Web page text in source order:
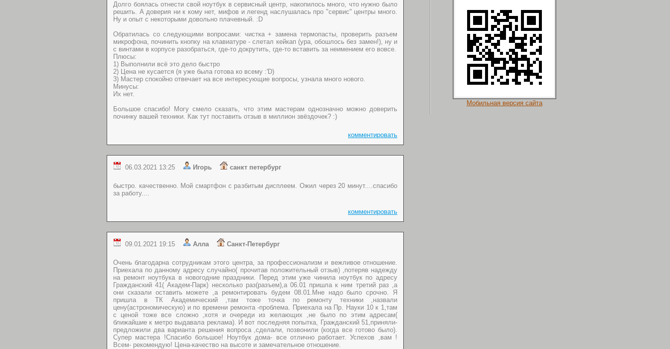
Долго боялась отнести свой ноутбук в сервисный центр, накопилось много, что нужно было
решить. А доверия ни к кому нет, мифов и легенд наслушалась про "сервис" центры много.
Ну и опыт с некоторыми довольно плачевный. :D
Обратилась со следующими вопросами: чистка + замена термопасты, проверить разъем
микрофона, починить кнопку на клавиатуре - слетал кейкап (ура, обошлось без замен!), ну и
с винтами в корпусе разобраться, где-то докрутить, где-то вставить за неимением его вовсе.
Плюсы:
1) Выполнили всё это дело быстро
2) Цена не кусается (я уже была готова ко всему :'D)
3) Мастер спокойно отвечает на все интересующие вопросы, узнала много нового.
Минусы:
Их нет.
Большое спасибо! Могу смело сказать, что этим мастерам однозначно можно доверить
починку вашей техники. Как тут поставить отзыв в миллион звёздочек? :)
комментировать
06.03.2021 13:25 Игорь санкт петербург
быстро. качественно. Мой смартфон с разбитым дисплеем. Ожил через 20 минут....спасибо
за работу....
комментировать
09.01.2021 19:15 Алла Санкт-Петербург
Очень благодарна сотрудникам этого центра, за профессионализм и вежливое отношение.
Приехала по данному адресу случайно( прочитав положительный отзыв) ,потеряв надежду
на ремонт ноутбука в новогодние праздники. Перед этим уже чинила ноутбук по адресу
Гражданский 41( Академ-Парк) несколько раз(разъем),а 06.01 пришла к ним третий раз ,а
они сказали оставить можете ,а ремонтировать будем 08.01.Мне надо было срочно. Я
пришла в ТК Академический ,там тоже точка по ремонту техники ,назвали
цену(астрономическую) и по времени ремонта -проблема. Приехала на Пр. Науки 10 к 1,там
с ценой тоже все сложно ,хотя и очереди из желающих ,не было по этим адресам(
ближайшие к метро выдавала реклама). И вот последняя попытка, Гражданский 51,приняли-
предложили два варианта решения вопроса ,сделали, позвонили (когда все готово было).
Супер мастера !Спасибо большое! Ноутбук дома- все отлично работает. Успехов ,вам !
Всем- рекомендую! Цена-качество на высоте и замечательное отношение.
Мобильная версия сайта